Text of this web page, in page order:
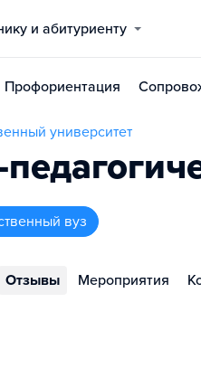
и абитуриенту
Профориентация
университет
вуз
Отзывы Мероприятия